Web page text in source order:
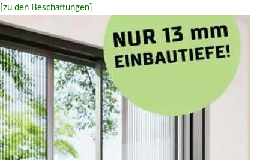
[zu den Beschattungen]